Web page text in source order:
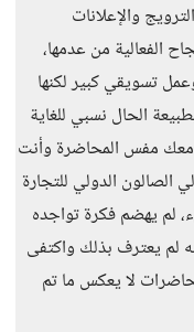
والإعلانات
من عدمها،
تسويقي كبير لكنها
الحال نسبي للغاية
مفس المحاضرة وأنت
الصالون الدولي للتجارة
لم يهضم فكرة تواجده
لم يعترف بذلك واكتفى
لا يعكس ما تم